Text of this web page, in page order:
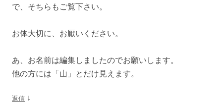
で、そちらもご覧下さい。
お体大切に、お厭いください。
あ、お名前は編集しましたのでお願いします。
他の方には「山」とだけ見えます。
返信 ↓